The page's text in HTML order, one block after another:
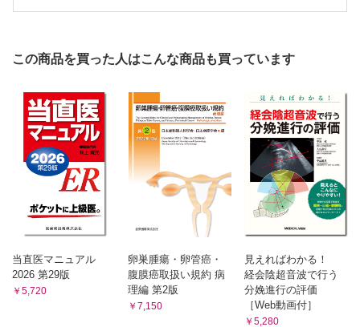
この商品を買った人はこんな商品も買っています
当直医マニュアル
2026 第29版
￥5,720
卵巣腫瘍・卵管癌・
腹膜癌取扱い規約 病
理編 第2版
￥7,150
見えればわかる！
経会陰超音波で行う
分娩進行の評価
［Web動画付］
￥5,280